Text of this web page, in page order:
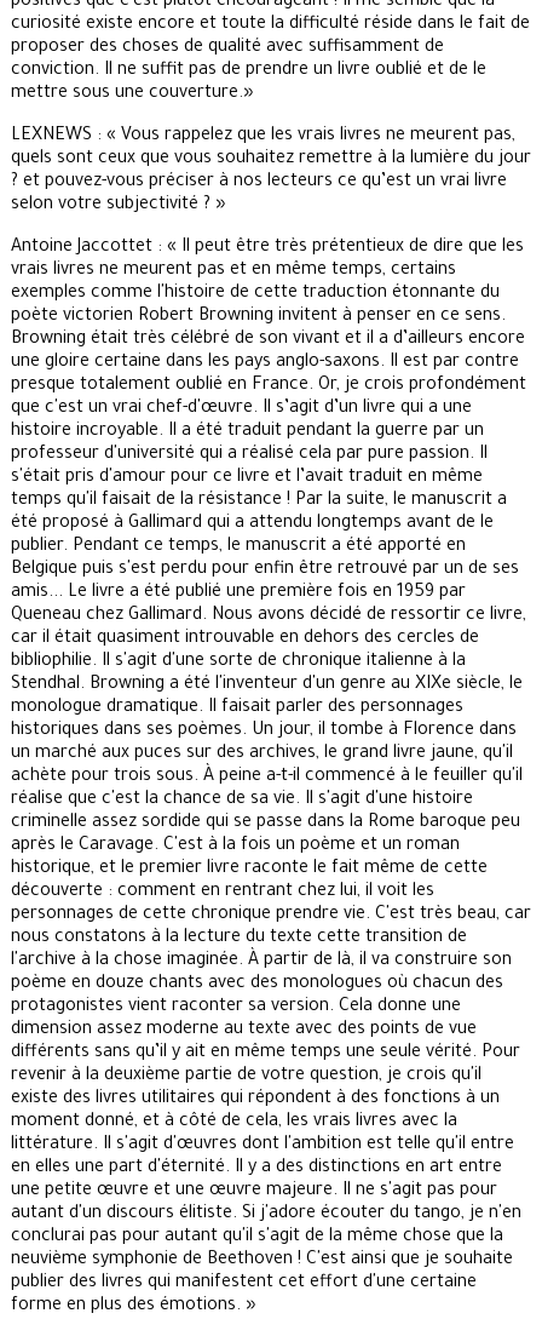
curiosité existe encore et toute la difficulté réside dans le fait de
proposer des choses de qualité avec suffisamment de
conviction. Il ne suffit pas de prendre un livre oublié et de le
mettre sous une couverture.»
LEXNEWS : « Vous rappelez que les vrais livres ne meurent pas,
quels sont ceux que vous souhaitez remettre à la lumière du jour
? et pouvez-vous préciser à nos lecteurs ce qu’est un vrai livre
selon votre subjectivité ? »
Antoine Jaccottet : « Il peut être très prétentieux de dire que les
vrais livres ne meurent pas et en même temps, certains
exemples comme l'histoire de cette traduction étonnante du
poète victorien Robert Browning invitent à penser en ce sens.
Browning était très célébré de son vivant et il a d’ailleurs encore
une gloire certaine dans les pays anglo-saxons. Il est par contre
presque totalement oublié en France. Or, je crois profondément
que c'est un vrai chef-d'œuvre. Il s’agit d’un livre qui a une
histoire incroyable. Il a été traduit pendant la guerre par un
professeur d'université qui a réalisé cela par pure passion. Il
s'était pris d'amour pour ce livre et l’avait traduit en même
temps qu'il faisait de la résistance ! Par la suite, le manuscrit a
été proposé à Gallimard qui a attendu longtemps avant de le
publier. Pendant ce temps, le manuscrit a été apporté en
Belgique puis s'est perdu pour enfin être retrouvé par un de ses
amis... Le livre a été publié une première fois en 1959 par
Queneau chez Gallimard. Nous avons décidé de ressortir ce livre,
car il était quasiment introuvable en dehors des cercles de
bibliophilie. Il s'agit d'une sorte de chronique italienne à la
Stendhal. Browning a été l'inventeur d'un genre au XIXe siècle, le
monologue dramatique. Il faisait parler des personnages
historiques dans ses poèmes. Un jour, il tombe à Florence dans
un marché aux puces sur des archives, le grand livre jaune, qu'il
achète pour trois sous. À peine a-t-il commencé à le feuiller qu'il
réalise que c'est la chance de sa vie. Il s'agit d'une histoire
criminelle assez sordide qui se passe dans la Rome baroque peu
après le Caravage. C'est à la fois un poème et un roman
historique, et le premier livre raconte le fait même de cette
découverte : comment en rentrant chez lui, il voit les
personnages de cette chronique prendre vie. C'est très beau, car
nous constatons à la lecture du texte cette transition de
l'archive à la chose imaginée. À partir de là, il va construire son
poème en douze chants avec des monologues où chacun des
protagonistes vient raconter sa version. Cela donne une
dimension assez moderne au texte avec des points de vue
différents sans qu’il y ait en même temps une seule vérité. Pour
revenir à la deuxième partie de votre question, je crois qu'il
existe des livres utilitaires qui répondent à des fonctions à un
moment donné, et à côté de cela, les vrais livres avec la
littérature. Il s'agit d'œuvres dont l'ambition est telle qu'il entre
en elles une part d'éternité. Il y a des distinctions en art entre
une petite œuvre et une œuvre majeure. Il ne s'agit pas pour
autant d'un discours élitiste. Si j'adore écouter du tango, je n'en
conclurai pas pour autant qu'il s'agit de la même chose que la
neuvième symphonie de Beethoven ! C'est ainsi que je souhaite
publier des livres qui manifestent cet effort d'une certaine
forme en plus des émotions. »